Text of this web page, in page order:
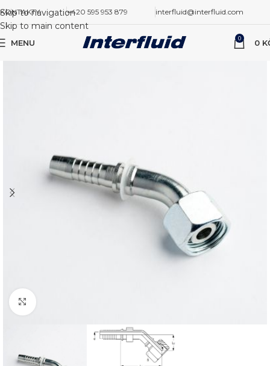
Skip to navigation
Skip to main content
KONTAKTY +420 595 953 879 interfluid@interfluid.com
MENU 0 0